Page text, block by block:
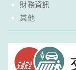
財務資訊
其他